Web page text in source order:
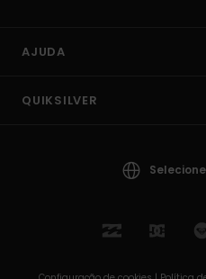
AJUDA
QUIKSILVER